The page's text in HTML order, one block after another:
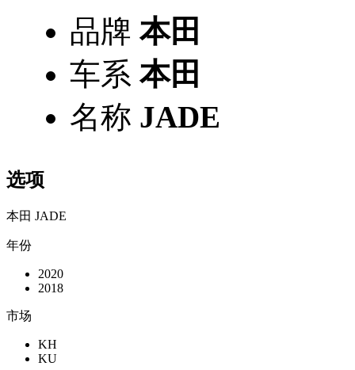
品牌 本田
车系 本田
名称 JADE
选项
本田 JADE
年份
2020
2018
市场
KH
KU